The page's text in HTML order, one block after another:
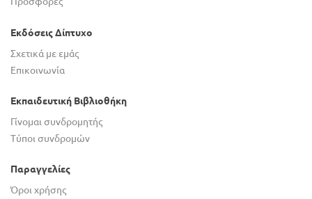
Εκδόσεις Δίπτυχο
Σχετικά με εμάς
Επικοινωνία
Εκπαιδευτική Βιβλιοθήκη
Γίνομαι συνδρομητής
Τύποι συνδρομών
Παραγγελίες
Όροι χρήσης